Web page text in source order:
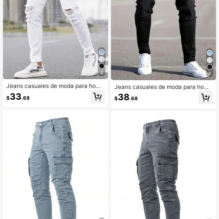
4
Jeans casuales de moda para homb
res, lavados, elásticos, desgastados
y de corte slim
$33.68
4
Jeans casuales de moda para homb
res, lavados, elásticos, desgastados
y de corte slim
$38.68